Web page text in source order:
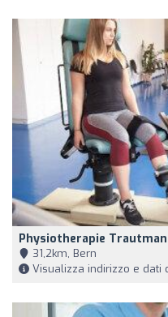
Physiotherapie
31,2km, Bern
Visualizza indirizzo e dati